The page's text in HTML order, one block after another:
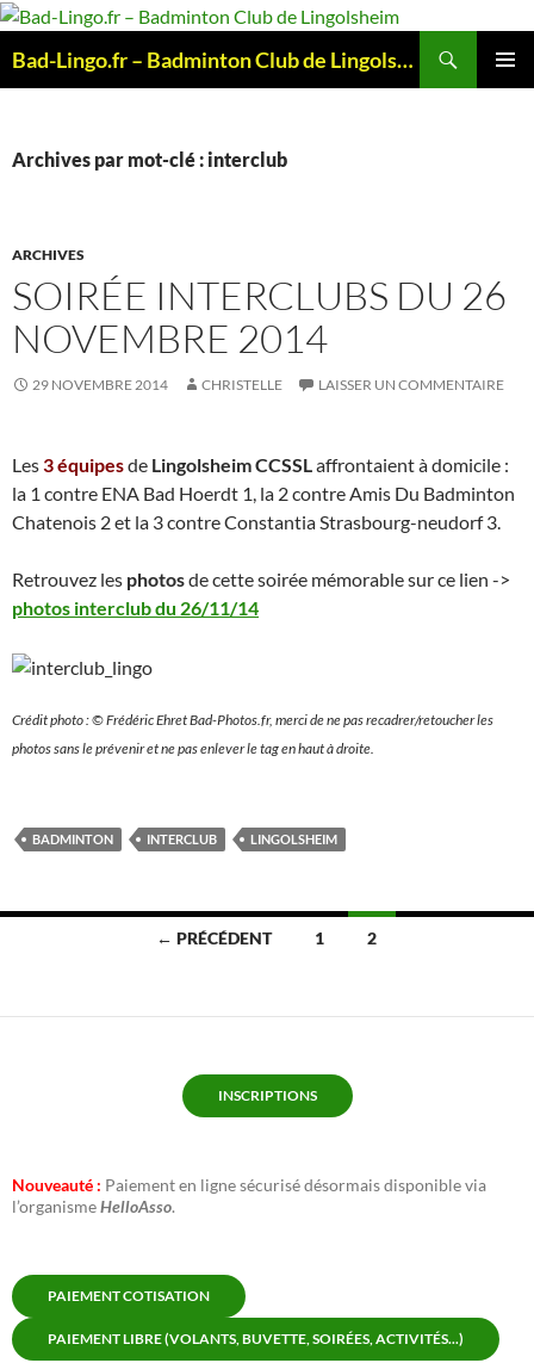
Aller
contenu
Bad-Lingo.fr – Badminton Club de Lingolsheim
Archives par mot-clé : interclub
ARCHIVES
SOIRÉE INTERCLUBS DU 26
NOVEMBRE 2014
29 NOVEMBRE 2014 CHRISTELLE LAISSER UN COMMENTAIRE
Les3 équipesde Lingolsheim CCSSLaffrontaient à domicile :
la 1 contre ENA Bad Hoerdt 1, la 2 contre Amis Du Badminton
Chatenois 2 et la 3 contre Constantia Strasbourg-neudorf 3.
Retrouvez les photosde cette soirée mémorable sur ce lien ->
photos interclub du 26/11/14
Crédit photo : © Frédéric Ehret Bad-Photos.fr, merci de ne pas recadrer/retoucher les
photos sans le prévenir et ne pas enlever le tag en haut à droite.
BADMINTON INTERCLUB LINGOLSHEIM
articles
← PRÉCÉDENT 1 2
INSCRIPTIONS
Nouveauté : Paiement en ligne sécurisé désormais disponible via
l’organismeHelloAsso.
PAIEMENT COTISATION
PAIEMENT LIBRE (VOLANTS, BUVETTE, SOIRÉES, ACTIVITÉS...)